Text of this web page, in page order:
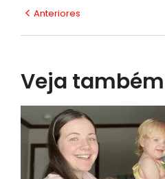
Anteriores
Veja também